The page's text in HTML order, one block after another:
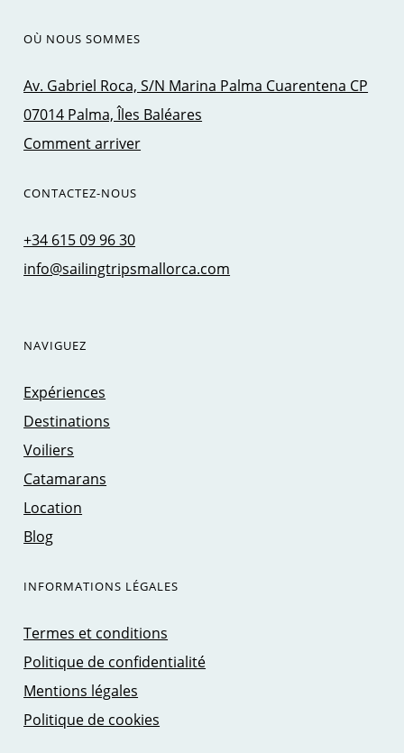
OÙ NOUS SOMMES
Av. Gabriel Roca, S/N Marina Palma Cuarentena CP
07014 Palma, Îles Baléares
Comment arriver
CONTACTEZ-NOUS
+34 615 09 96 30
info@sailingtripsmallorca.com
NAVIGUEZ
Expériences
Destinations
Voiliers
Catamarans
Location
Blog
INFORMATIONS LÉGALES
Termes et conditions
Politique de confidentialité
Mentions légales
Politique de cookies